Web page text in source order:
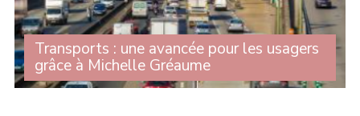
Transports : une avancée pour les usagers
grâce à Michelle Gréaume
Alors que le scrutin solennel sur le projet de loi-cadre